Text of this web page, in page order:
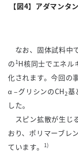
【図4】アダマンタ
なお、固体試料中
の 1H核同士でエネル
化されます。今回の
α–グリシンのCH2基
した。
スピン拡散が生じ
おり、ポリマーブレ
ています。
1)